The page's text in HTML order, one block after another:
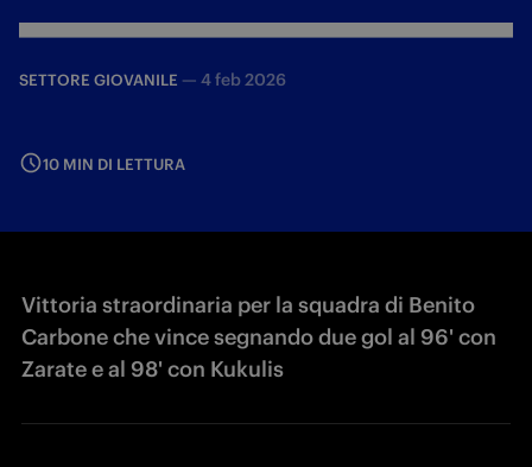
SETTORE GIOVANILE — 4 feb 2026
10 MIN DI LETTURA
Vittoria straordinaria per la squadra di Benito
Carbone che vince segnando due gol al 96' con
Zarate e al 98' con Kukulis